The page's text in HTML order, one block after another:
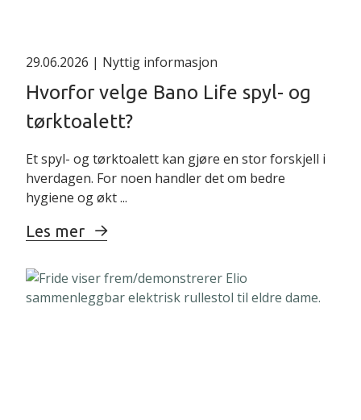
29.06.2026 | Nyttig informasjon
Hvorfor velge Bano Life spyl- og
tørktoalett?
Et spyl- og tørktoalett kan gjøre en stor forskjell i
hverdagen. For noen handler det om bedre
hygiene og økt ...
Les mer